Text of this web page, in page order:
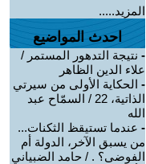
المزيد.....
احدث المواضيع
- نتيجة التدهور المستمر /
علاء الدين الظاهر
- الحكاية الأولى من سيرتي
الذاتية، 22 / السمّاح عبد
الله
- عندما تستيقظ الثكنات...
من يسبق الآخر، الدولة أم
الفوضى؟ . / حامد الضبياني